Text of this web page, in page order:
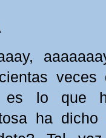
es lo que
ha